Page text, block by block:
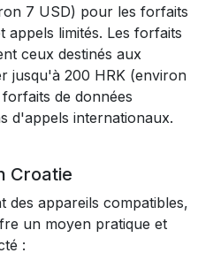
7 USD) pour les forfaits
appels limités. Les forfaits
ceux destinés aux
jusqu'à 200 HRK (environ
de données
d'appels internationaux.
Croatie
des appareils compatibles,
un moyen pratique et
: